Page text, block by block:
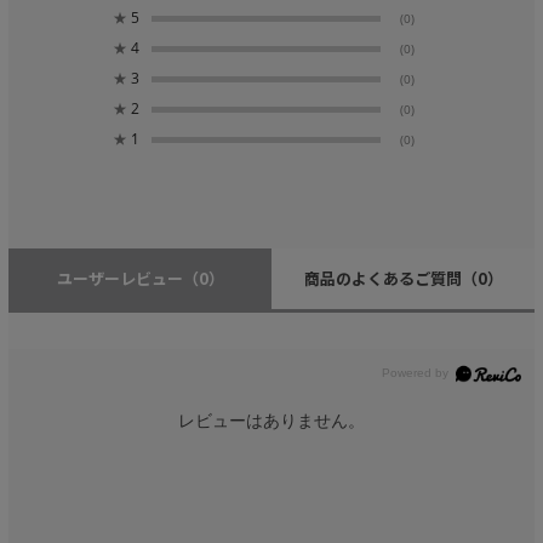
★ 5 (0)
★ 4 (0)
★ 3 (0)
★ 2 (0)
★ 1 (0)
ユーザーレビュー （0） 商品のよくあるご質問 （0）
レビューはありません。